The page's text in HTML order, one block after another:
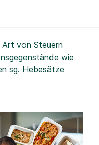
Art von Steuern
wie
sg. Hebesätze